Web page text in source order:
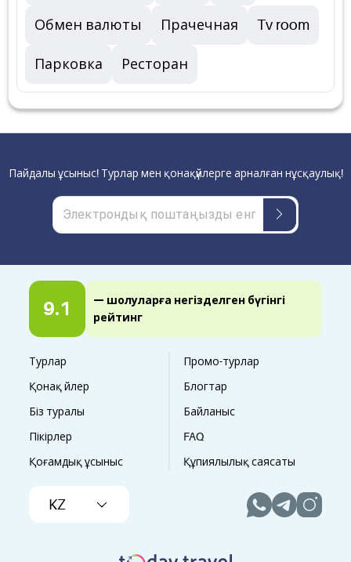
Обмен валюты Прачечная Tv room
Парковка Ресторан
9.1
— шолуларға негізделген бүгінгі
рейтинг
Турлар
Промо-турлар
Қонақ үйлер
Блогтар
Біз туралы
Байланыс
Пікірлер
FAQ
Қоғамдық ұсыныс
Құпиялылық саясаты
KZ
Пайдалы ұсыныс! Турлар мен қонақүйлерге арналған нұсқаулық!